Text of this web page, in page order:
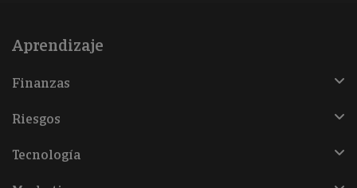
Aprendizaje
Finanzas
Riesgos
Tecnología